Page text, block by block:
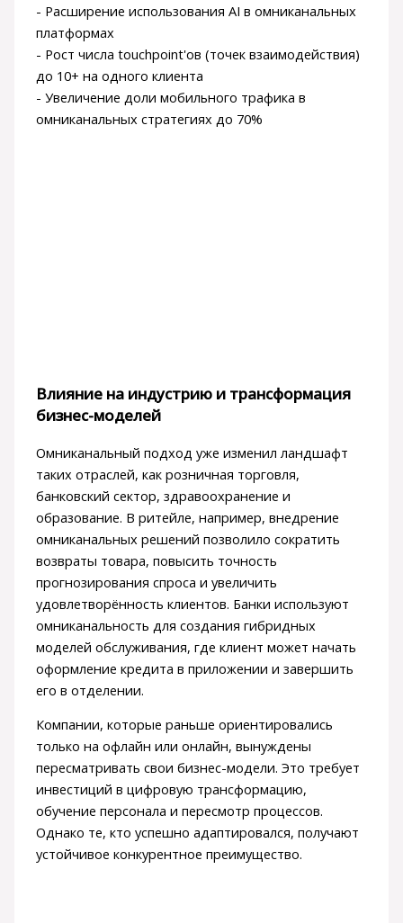
- Расширение использования AI в омниканальных
платформах
- Рост числа touchpoint'ов (точек взаимодействия)
до 10+ на одного клиента
- Увеличение доли мобильного трафика в
омниканальных стратегиях до 70%
Влияние на индустрию и трансформация
бизнес-моделей
Омниканальный подход уже изменил ландшафт
таких отраслей, как розничная торговля,
банковский сектор, здравоохранение и
образование. В ритейле, например, внедрение
омниканальных решений позволило сократить
возвраты товара, повысить точность
прогнозирования спроса и увеличить
удовлетворённость клиентов. Банки используют
омниканальность для создания гибридных
моделей обслуживания, где клиент может начать
оформление кредита в приложении и завершить
его в отделении.
Компании, которые раньше ориентировались
только на офлайн или онлайн, вынуждены
пересматривать свои бизнес-модели. Это требует
инвестиций в цифровую трансформацию,
обучение персонала и пересмотр процессов.
Однако те, кто успешно адаптировался, получают
устойчивое конкурентное преимущество.